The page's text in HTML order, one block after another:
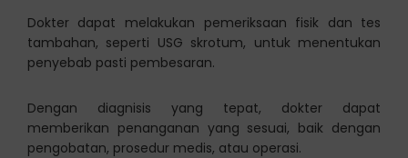
Dokter dapat melakukan pemeriksaan fisik dan tes
tambahan, seperti USG skrotum, untuk menentukan
penyebab pasti pembesaran.
Dengan diagnisis yang tepat, dokter dapat
memberikan penanganan yang sesuai, baik dengan
pengobatan, prosedur medis, atau operasi.